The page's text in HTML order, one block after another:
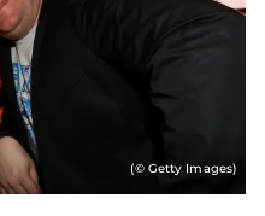
(© Getty Images)